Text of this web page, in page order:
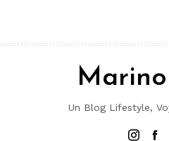
contenu
Un Blog Lifestyle,